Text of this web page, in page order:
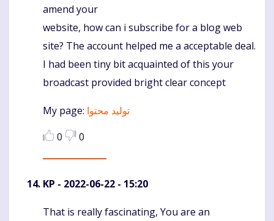
amend your
website, how can i subscribe for a blog web
site? The account helped me a acceptable deal.
I had been tiny bit acquainted of this your
broadcast provided bright clear concept
My page: تولید محتوا
0
0
KP - 2022-06-22 - 15:20
Komentaras
That is really fascinating, You are an